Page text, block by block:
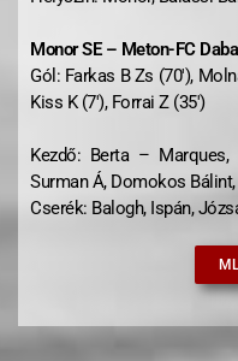
Monor SE – Meton-FC
Gól: Farkas B Zs (70′),
Kiss K (7′), Forrai Z (35′)
Kezdő: Berta – Marques,
Surman Á, Domokos
Cserék: Balogh, Ispán,